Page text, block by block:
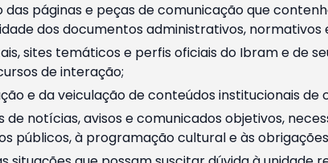
páginas e peças de comunicação que
dos documentos administrativos, normativos
sites temáticos e perfis oficiais do Ibram e de
de interação;
e da veiculação de conteúdos institucionais
de notícias, avisos e comunicados objetivos,
públicos, à programação cultural e às